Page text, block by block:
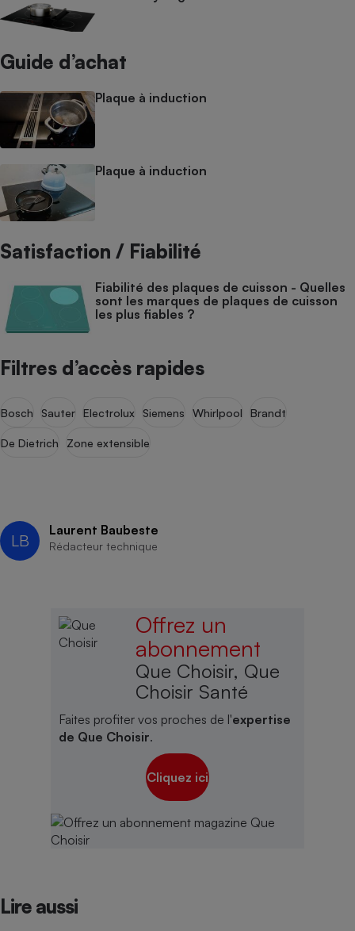
Guide d’achat
Plaque à induction
Plaque à induction
Satisfaction / Fiabilité
Fiabilité des plaques de cuisson - Quelles
sont les marques de plaques de cuisson
les plus fiables ?
Filtres d’accès rapides
Bosch Sauter Electrolux Siemens Whirlpool Brandt
De Dietrich Zone extensible
LB
Laurent Baubeste
Rédacteur technique
Offrez un
abonnement
Que Choisir, Que
Choisir Santé
Faites profiter vos proches de l'expertise
de Que Choisir.
Cliquez ici
Lire aussi